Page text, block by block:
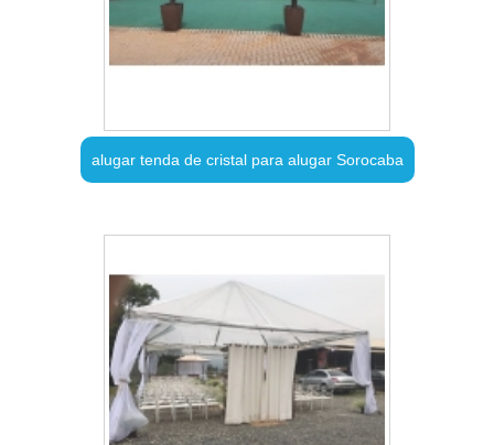
alugar tenda de cristal para alugar Sorocaba